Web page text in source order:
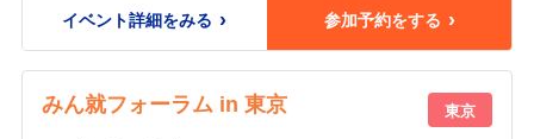
イベント詳細をみる 参加予約をする
みん就フォーラム in 東京 東京